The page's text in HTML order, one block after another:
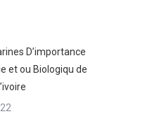
D’importance
et ou Biologiqu de